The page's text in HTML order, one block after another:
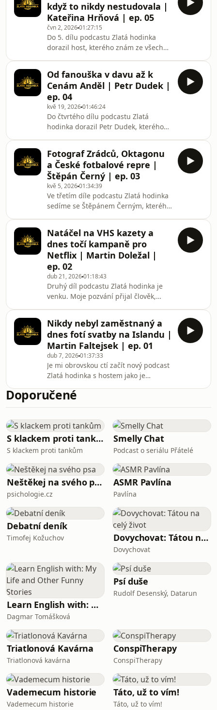
životní přerod. V rozhovoru popisuje,
jak ho čelní střet s tatrovkou na ledu
donutil seknout s rozvážením balíků,
jak 8 let úspěšně provozoval e-shop
Plecháčkov.cz a jak se nakonec dostal
k filmovým dokumentům o Šumavě a
špičko
když to nikdy nestudovala |
Kateřina Hrňová | ep. 05
čvn 2, 202601:27:15
Do 5. dílu podcastu Zlatá hodinka
dorazil host, kterého znám ze všech
Probrali jsme spolu věci, o kterých
doma běžně nemluvíme, a Kateřina
na rovinu popsala svou cestu k
fotografii, která začala dost
netradičně: tím, že jí foťák v práci
prostě slušel.Povídali jsme si o tom,
jak se od upravování celé svatby po
jedné fotce v tel
Od fanouška v davu až k
Cenám Anděl | Petr Dudek |
ep. 04
kvě 19, 202601:46:24
Do čtvrtého dílu podcastu Zlatá
hodinka dorazil Petr Dudek, kterého
unikátní příběh – z hardcore fanouška
rappera Paulieho Garanda se
vypracoval na jeho dvorního fotografa
a dnes fotí ty největší hudební eventy
u nás, včetně Cen Anděl.Povídali jsme
si o tom, jak se probojovat do
backstage k velkým jménům, proč
jsou podle něj drahá
Fotograf Zrádců, Oktagonu
a České fotbalové repre |
Štěpán Černý | ep. 03
kvě 5, 202601:34:39
Ve třetím díle podcastu Zlatá hodinka
sedíme se Štěpánem Černým, kterého
jedenáctiletou cestu na volné noze,
během které se stal oficiálním
fotografem české fotbalové
reprezentace, fotil drsný Oktagon,
Dakar i vizuálně podmanivou show
Zrádci. Štěpán nám otevřeně popsal
své workflow, technické faily i to, jak
se mu podařilo vyvinout a
Natáčel na VHS kazety a
dnes točí kampaně pro
Netflix | Martin Doležal |
ep. 02
dub 21, 202601:18:43
Druhý díl podcastu Zlatá hodinka je
venku. Moje pozvání přijal člověk,
hlavní kameraman agentury
Socialpark, ale jeho práce sahá od
velkých kampaní pro Netflix a Tesco až
po ty nejpropracovanější reels
českých influencerek.V rozhovoru jsme
probrali jeho 20letou cestu se
značkou Sony, studium u
legendárního F.A. Brabce i to, proč se
i
Nikdy nebyl zaměstnaný a
dnes fotí svatby na Islandu |
Martin Faltejsek | ep. 01
dub 7, 202601:37:33
Je mi obrovskou ctí začít nový podcast
Zlatá hodinka s hostem jako je
člověk, který hned po škole skočil do
hluboké vody a už 13 let z ní
smyslu. Martin se od svých 20 let živí
výhradně fotografií a jeho cesta je
inspirací pro každého, kdo chce
podnikání.Probrali jsme vše od
techniky až po psycholog
Doporučené
S klackem proti tankům
S klackem proti tankům
Smelly Chat
Podcast o seriálu Přátelé
Neštěkej na svého psa
psichologie.cz
ASMR Pavlína
Pavlína
Debatní deník
Timofej Kožuchov Dovychovat: Tátou na celý život
Dovychovat
Learn English with: My Life and Other Funny Stories
Dagmar Tomášková
Psí duše
Rudolf Desenský, Datarun
Triatlonová Kavárna
Triatlonová kavárna
ConspiTherapy
ConspiTherapy
Vademecum historie
Vademecum historie
Táto, už to vím!
Táto, už to vím!